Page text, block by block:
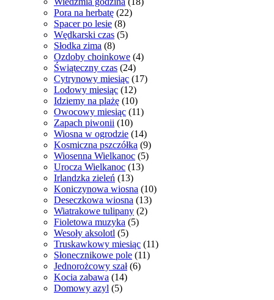
Pora na herbatę (22)
Spacer po lesie (8)
Wędkarski czas (5)
Słodka zima (8)
Ozdoby choinkowe (4)
Świąteczny czas (24)
Cytrynowy miesiąc (17)
Lodowy miesiąc (12)
Idziemy na plażę (10)
Owocowy miesiąc (11)
Zapach piwonii (10)
Wiosna w ogrodzie (14)
Kosmiczna pszczółka (9)
Wiosenna Wielkanoc (5)
Urocza Wielkanoc (13)
Irlandzka zieleń (13)
Koniczynowa wiosna (10)
Deseczkowa wiosna (13)
Wiatrakowe tulipany (2)
Fioletowa muzyka (5)
Wesoły aksolotl (5)
Truskawkowy miesiąc (11)
Słonecznikowe pole (11)
Jednorożcowy szał (6)
Kocia zabawa (14)
Domowy azyl (5)